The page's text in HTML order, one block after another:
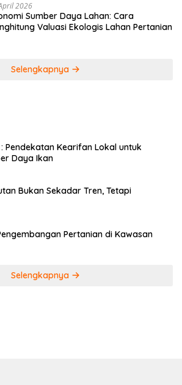
2026
Sumber Daya Lahan: Cara
Valuasi Ekologis Lahan Pertanian
Selengkapnya
Pendekatan Kearifan Lokal untuk
Daya Ikan
Bukan Sekadar Tren, Tetapi
Pertanian di Kawasan
Selengkapnya